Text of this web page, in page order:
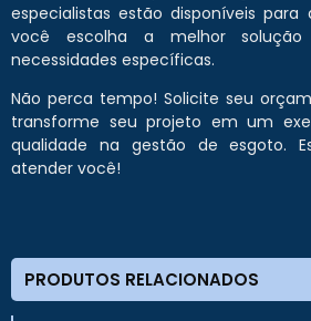
especialistas estão disponíveis para
você escolha a melhor
necessidades específicas.
Não perca tempo! Solicite seu
transforme seu projeto em um
qualidade na gestão de esgoto.
atender você!
PRODUTOS RELACIONADOS